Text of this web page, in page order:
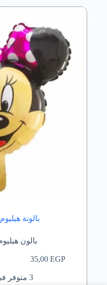
بالونة
بالون
35,00EGP
3 متوفر في المخزون